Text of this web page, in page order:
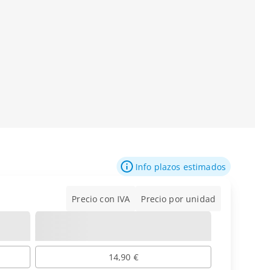
Info plazos estimados
Precio con IVA Precio por unidad
14,90 €